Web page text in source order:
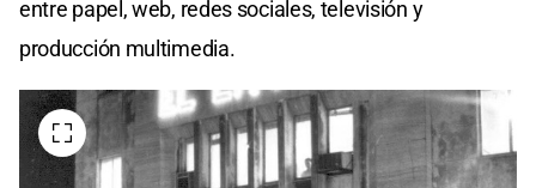
entre papel, web, redes sociales, televisión y
producción multimedia.